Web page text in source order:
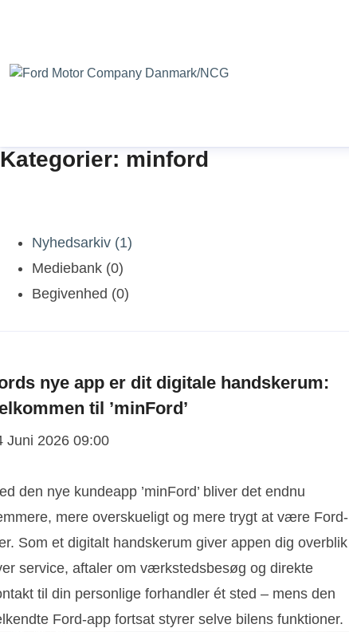
Kategorier: minford
Nyhedsarkiv (1)
Mediebank (0)
Begivenhed (0)
nye app er dit digitale handskerum:
til ’minFord’
Juni 2026 09:00
den nye kundeapp ’minFord’ bliver det endnu
mere overskueligt og mere trygt at være Ford-
Som et digitalt handskerum giver appen dig overblik
service, aftaler om værkstedsbesøg og direkte
til din personlige forhandler ét sted – mens den
Ford-app fortsat styrer selve bilens funktioner.